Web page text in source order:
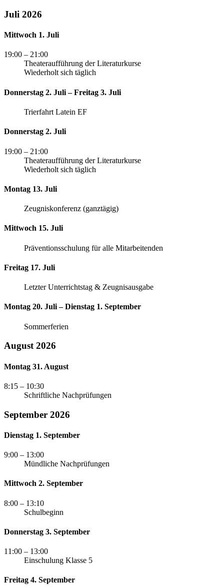
Juli 2026
Mittwoch 1. Juli
19:00 – 21:00
Theateraufführung der Literaturkurse
Wiederholt sich täglich
Donnerstag 2. Juli – Freitag 3. Juli
Trierfahrt Latein EF
Donnerstag 2. Juli
19:00 – 21:00
Theateraufführung der Literaturkurse
Wiederholt sich täglich
Montag 13. Juli
Zeugniskonferenz (ganztägig)
Mittwoch 15. Juli
Präventionsschulung für alle Mitarbeitenden
Freitag 17. Juli
Letzter Unterrichtstag & Zeugnisausgabe
Montag 20. Juli – Dienstag 1. September
Sommerferien
August 2026
Montag 31. August
8:15 – 10:30
Schriftliche Nachprüfungen
September 2026
Dienstag 1. September
9:00 – 13:00
Mündliche Nachprüfungen
Mittwoch 2. September
8:00 – 13:10
Schulbeginn
Donnerstag 3. September
11:00 – 13:00
Einschulung Klasse 5
Freitag 4. September